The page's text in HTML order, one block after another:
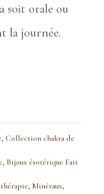
soit orale ou
la journée.
, Collection chakra de
, Bijoux ésotérique Fait
, Minéraux,